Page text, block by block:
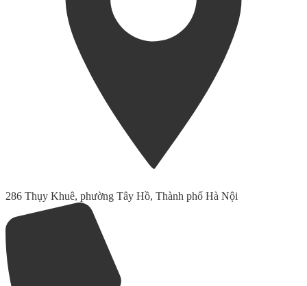
286 Thụy Khuê, phường Tây Hồ, Thành phố Hà Nội